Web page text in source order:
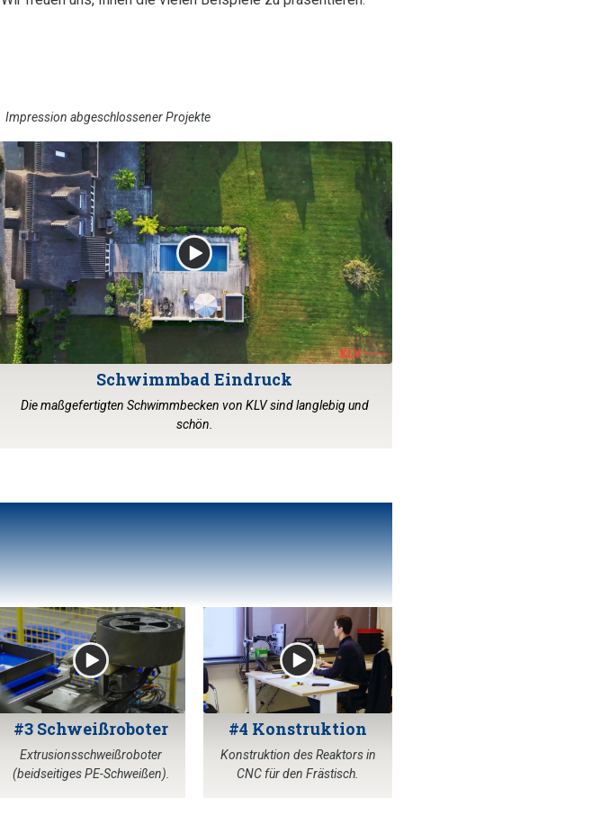
Impression abgeschlossener Projekte
Schwimmbad Eindruck
Die maßgefertigten Schwimmbecken von KLV sind langlebig und
schön.
#3 Schweißroboter
Extrusionsschweißroboter
(beidseitiges PE-Schweißen).
#4 Konstruktion
Konstruktion des Reaktors in
CNC für den Frästisch.